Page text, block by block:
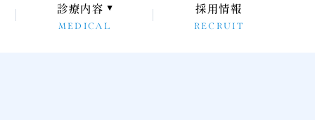
診療内容
MEDICAL
採用情報
RECRUIT